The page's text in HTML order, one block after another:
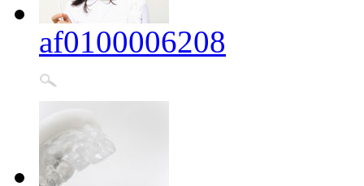
af0100006208